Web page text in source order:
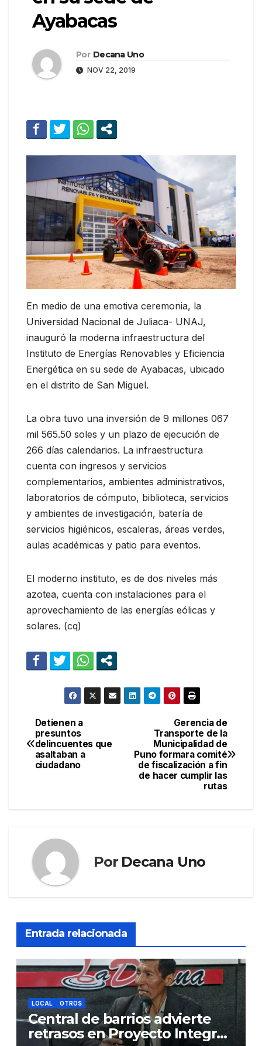
Ayabacas
Por Decana Uno
NOV 22, 2019
En medio de una emotiva ceremonia, la
Universidad Nacional de Juliaca- UNAJ,
inauguró la moderna infraestructura del
Instituto de Energías Renovables y Eficiencia
Energética en su sede de Ayabacas, ubicado
en el distrito de San Miguel.
La obra tuvo una inversión de 9 millones 067
mil 565.50 soles y un plazo de ejecución de
266 días calendarios. La infraestructura
cuenta con ingresos y servicios
complementarios, ambientes administrativos,
laboratorios de cómputo, biblioteca, servicios
y ambientes de investigación, batería de
servicios higiénicos, escaleras, áreas verdes,
aulas académicas y patio para eventos.
El moderno instituto, es de dos niveles más
azotea, cuenta con instalaciones para el
aprovechamiento de las energías eólicas y
solares. (cq)
Navegación
de
Gerencia de
Transporte de la
Municipalidad de
Puno formara comité
de fiscalización a fin
de hacer cumplir las
rutas
Detienen a
presuntos
delincuentes que
asaltaban a
ciudadano
Por Decana Uno
Entrada relacionada
LOCAL OTROS
Central de barrios advierte
retrasos en Proyecto Integral